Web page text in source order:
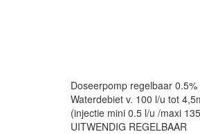
Doseerpomp regelbaar 0.5%
Waterdebiet v. 100 l/u tot
(injectie mini 0.5 l/u /maxi
UITWENDIG REGELBAAR